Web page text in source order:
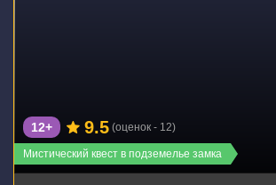
Мистический квест в подземелье замка
12+ 9.5 (оценок - 12)